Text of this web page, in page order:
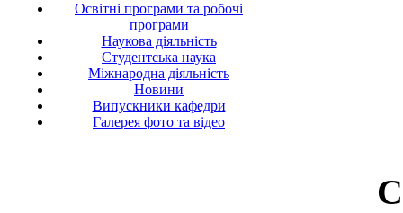
Освітні програми та робочі
програми
Наукова діяльність
Студентська наука
Міжнародна діяльність
Новини
Випускники кафедри
Галерея фото та відео